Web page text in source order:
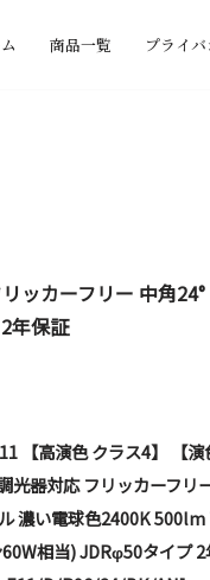
商品一覧 プライ
ッカーフリー 中角
年保証
【高演色 クラス4】 【演
光器対応 フリッカーフリ
濃い電球色2400K 500lm
相当) JDRφ50タイプ 2